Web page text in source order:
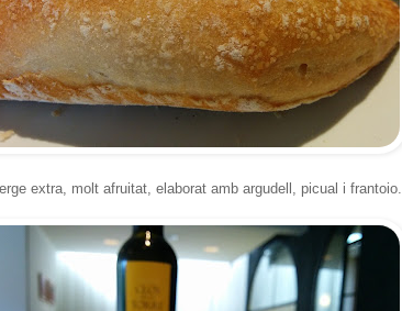
extra, molt afruitat, elaborat amb argudell, picual i frantoio.